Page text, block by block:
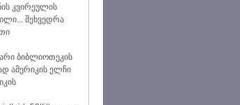
კვირეულის
შეხვედრა
ბიბლიოთეკის
ამერიკის ელჩი